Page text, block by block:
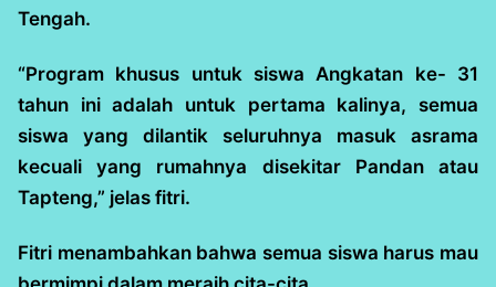
Tengah.
“Program khusus untuk siswa Angkatan ke- 31
tahun ini adalah untuk pertama kalinya, semua
siswa yang dilantik seluruhnya masuk asrama
kecuali yang rumahnya disekitar Pandan atau
Tapteng,” jelas fitri.
Fitri menambahkan bahwa semua siswa harus mau